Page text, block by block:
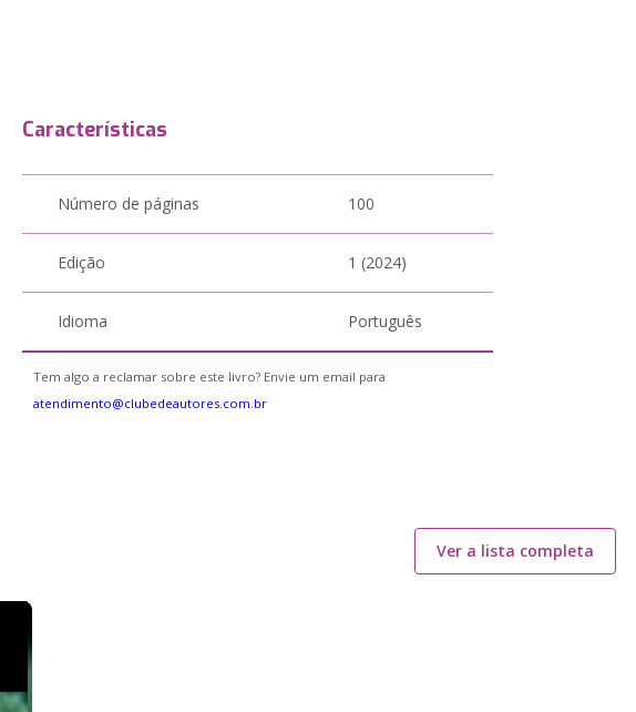
Características
Número de páginas 100
Edição 1 (2024)
Idioma Português
Tem algo a reclamar sobre este livro? Envie um email para
atendimento@clubedeautores.com.br
Ver a lista completa